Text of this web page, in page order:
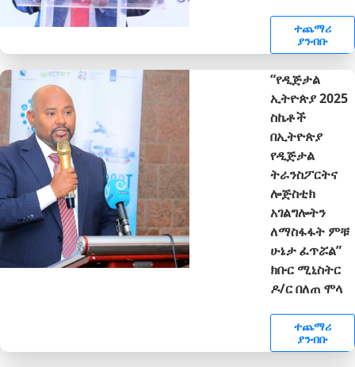
ተጨማሪ
ያንብቡ
“የዲጅታል
ኢትዮጵያ 2025
ስኬቶች
በኢትዮጵያ
የዲጅታል
ትራንስፖርትና
ሎጅስቲክ
አገልግሎትን
ለማስፋፋት ምቹ
ሁኔታ ፈጥሯል”
ክቡር ሚኒስትር
ዶ/ር በለጠ ሞላ
ተጨማሪ
ያንብቡ